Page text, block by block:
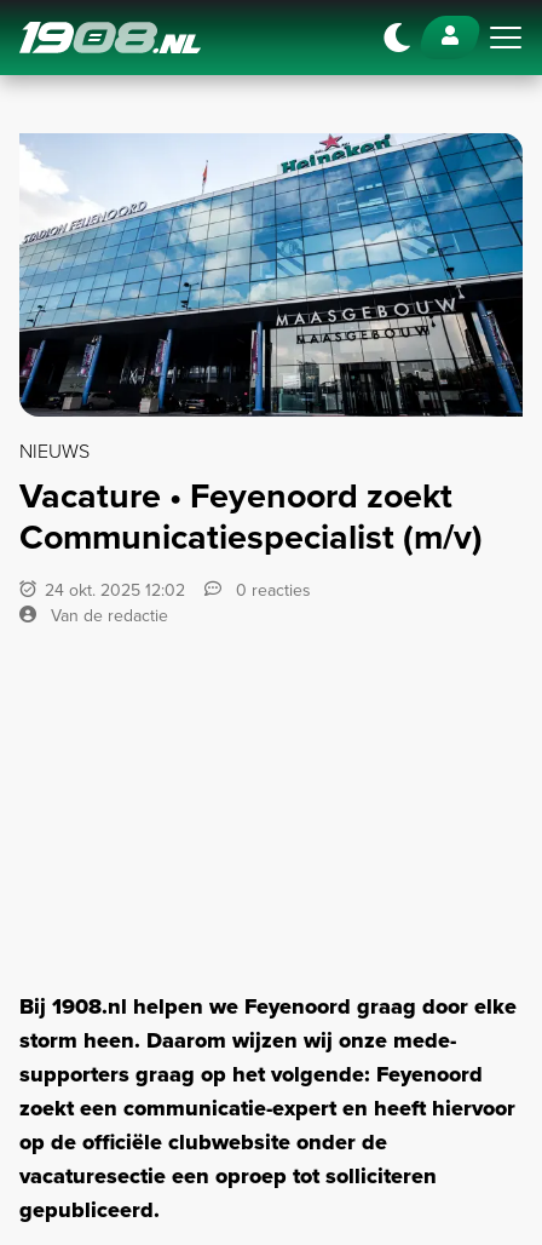
Navigation
NIEUWS
Vacature • Feyenoord zoekt
Communicatiespecialist (m/v)
24 okt. 2025 12:02
0 reacties
Van de redactie
Bij 1908.nl helpen we Feyenoord graag door elke
storm heen. Daarom wijzen wij onze mede-
supporters graag op het volgende: Feyenoord
zoekt een communicatie-expert en heeft hiervoor
op de officiële clubwebsite onder de
vacaturesectie een oproep tot solliciteren
gepubliceerd.